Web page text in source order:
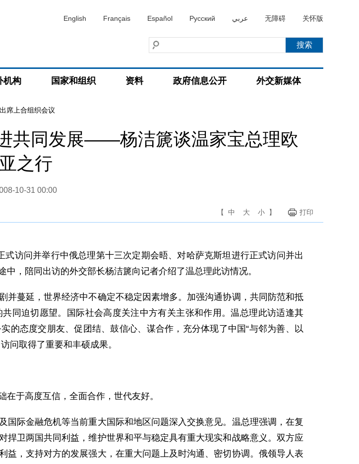
English Français Español Русский عربي 无障碍 关怀版
机构 国家和组织 资料 政府信息公开 外交新媒体
席上合组织会议
共同发展——杨洁篪谈温家宝总理欧
亚之行
10-31 00:00
【 中 大 小 】 打印
问并举行中俄总理第十三次定期会晤、对哈萨克斯坦进行正式访问并出
，陪同出访的外交部长杨洁篪向记者介绍了温总理此访情况。
蔓延，世界经济中不确定不稳定因素增多。加强沟通协调，共同防范和抵
同迫切愿望。国际社会高度关注中方有关主张和作用。温总理此访适逢其
的态度交朋友、促团结、鼓信心、谋合作，充分体现了中国“与邻为善、以
问取得了重要和丰硕成果。
于高度互信，全面合作，世代友好。
际金融危机等当前重大国际和地区问题深入交换意见。温总理强调，在复
卫两国共同利益，维护世界和平与稳定具有重大现实和战略意义。双方应
，支持对方的发展强大，在重大问题上及时沟通、密切协调。俄领导人表